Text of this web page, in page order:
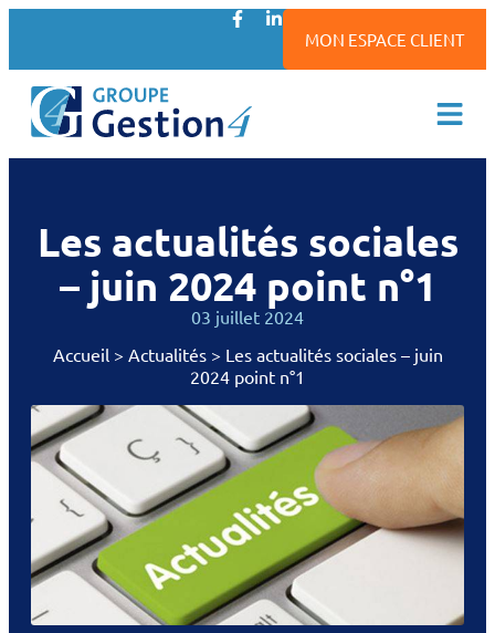
MON ESPACE CLIENT
Les actualités sociales
– juin 2024 point n°1
03 juillet 2024
Accueil> Actualités> Les actualités sociales – juin
2024 point n°1